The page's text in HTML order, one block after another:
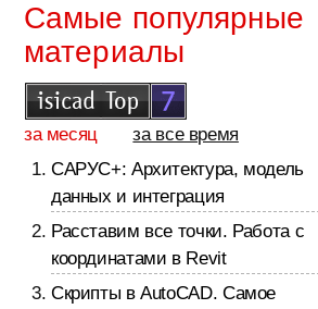
Самые популярные
материалы
за месяц
за все время
САРУС+: Архитектура, модель
данных и интеграция
Расставим все точки. Работа с
координатами в Revit
Скрипты в AutoCAD. Самое